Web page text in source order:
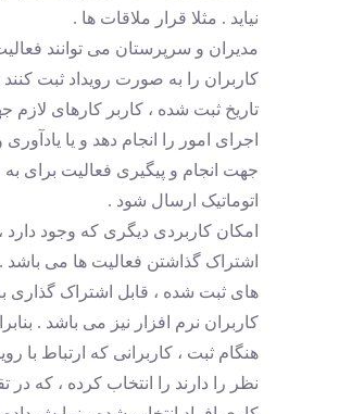
نیاید . مثلا قرار ملاقات ها .
مدیران و سرپرستان می توانند
کاربران را به صورت رویداد ثبت کنند
تاریخ ثبت شده ، کاربر کارهای لازم
اجرای امور را انجام دهد و یا یادآوری
جهت انجام و پیگیری فعالیت برای
اتوماتیک ارسال شود .
امکان کاربردی دیگری که وجود دارد
اشتراک گذاشتن فعالیت ها می باشد .
های ثبت شده ، قابل اشتراک گذاری
کاربران نرم افزار نیز می باشد .
هنگام ثبت ، کاربرانی که ارتباط با
نظر را دارند را انتخاب کرده ، که در